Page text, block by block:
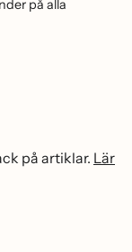
på alla
på artiklar. Lär